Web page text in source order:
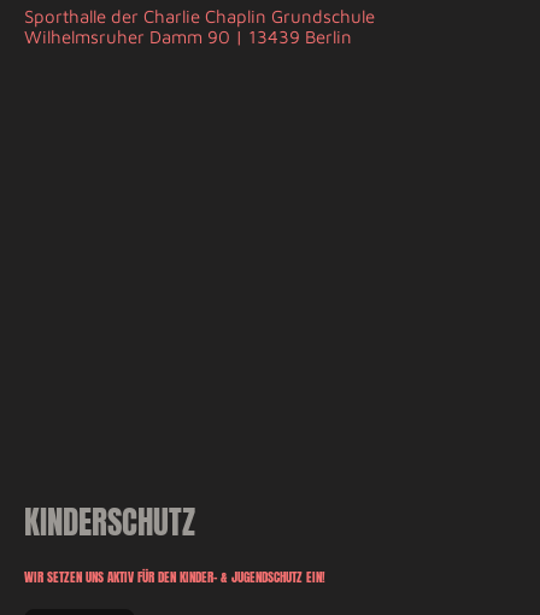
Sporthalle der Charlie Chaplin Grundschule
Wilhelmsruher Damm 90 | 13439 Berlin
KINDERSCHUTZ
WIR SETZEN UNS AKTIV FÜR DEN KINDER- & JUGENDSCHUTZ EIN!